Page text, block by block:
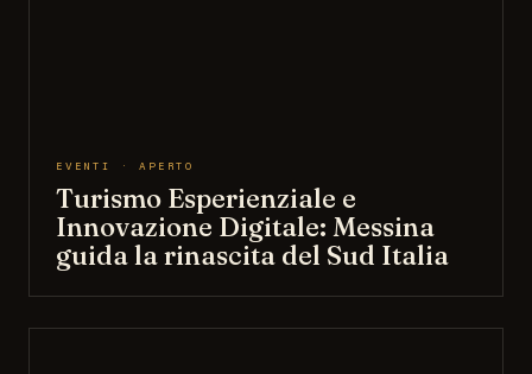
EVENTI · APERTO
Turismo Esperienziale e
Innovazione Digitale: Messina
guida la rinascita del Sud Italia